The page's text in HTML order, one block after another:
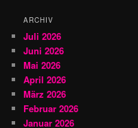
ARCHIV
Juli 2026
Juni 2026
Mai 2026
April 2026
März 2026
Februar 2026
Januar 2026